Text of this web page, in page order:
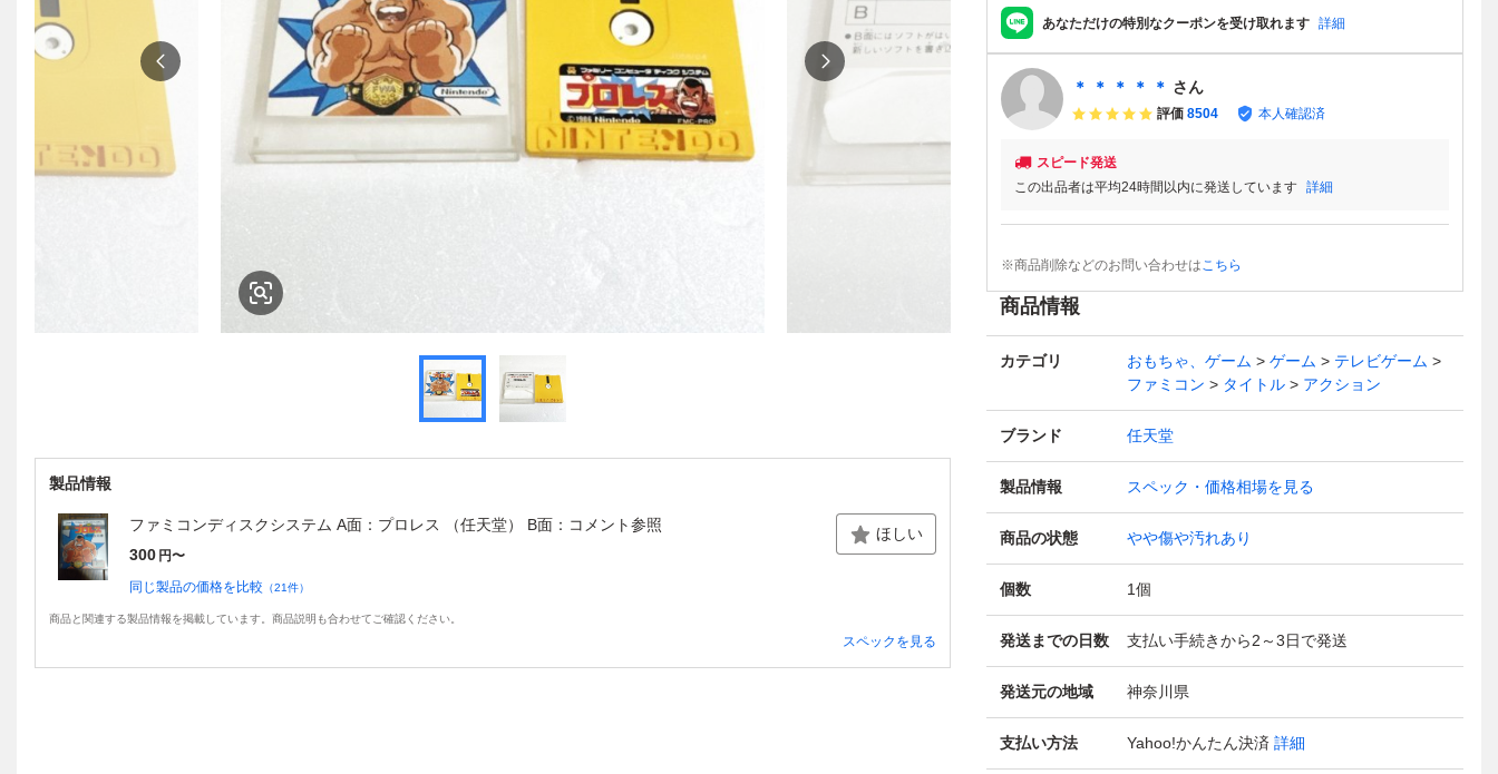
製品情報
ファミコンディスクシステム A面：プロレス （任天堂） B面：コメント参照
300 円〜
同じ製品の価格を比較 （21件）
ほしい
商品と関連する製品情報を掲載しています。商品説明も合わせてご確認ください。
スペックを見る
あなただけの特別なクーポンを受け取れます 詳細
＊ ＊ ＊ ＊ ＊ さん
評価 8504 本人確認済
スピード発送
この出品者は平均24時間以内に発送しています 詳細
※商品削除などのお問い合わせはこちら
商品情報
カテゴリ おもちゃ、ゲーム ゲーム
テレビゲーム
ファミコン
タイトル アクション
ブランド 任天堂
製品情報 スペック・価格相場を見る
商品の状態 やや傷や汚れあり
個数 1個
発送までの日数 支払い手続きから2～3日で発送
発送元の地域 神奈川県
支払い方法 Yahoo!かんたん決済 詳細